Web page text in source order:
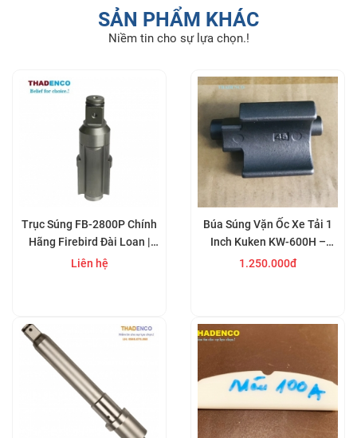
SẢN PHẨM KHÁC
Niềm tin cho sự lựa chọn.!
Trục Súng FB-2800P Chính
Hãng Firebird Đài Loan |
Cốt Súng Xiết Bu Lông 3/4
Liên hệ
Búa Súng Vặn Ốc Xe Tải 1
Inch Kuken KW-600H –
Công Cụ Khí Nén Mạnh Mẽ,
1.250.000đ